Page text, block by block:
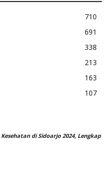
710
691
338
213
163
107
di Sidoarjo 2024, Lengkap